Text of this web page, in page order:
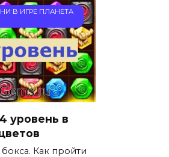
В ИГРЕ ПЛАНЕТА
уровень в
бокса. Как пройти